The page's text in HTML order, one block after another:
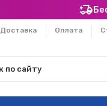
Доставка Оплата